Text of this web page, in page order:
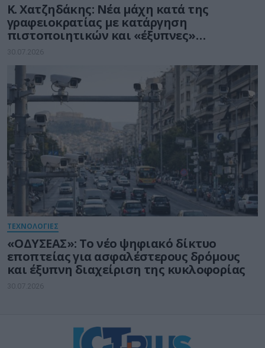
Κ. Χατζηδάκης: Νέα μάχη κατά της
γραφειοκρατίας με κατάργηση
πιστοποιητικών και «έξυπνες»
διασταυρώσεις του Δημοσίου
30.07.2026
ΤΕΧΝΟΛΟΓΙΕΣ
«ΟΔΥΣΕΑΣ»: Το νέο ψηφιακό δίκτυο
εποπτείας για ασφαλέστερους δρόμους
και έξυπνη διαχείριση της κυκλοφορίας
30.07.2026